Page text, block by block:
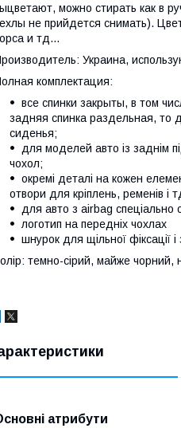
можно стирать как в
не прийдется снимать).
и тд...
Украина,
комплектация:
все спинки закрыты, в том
задняя спинка раздельная, то
сиденья;
для моделей авто із заднім
чохол;
окремі деталі на кожен
отвори для кріплень, ременів і
для авто з airbag
логотип на передніх чохлах
шнурок для щільної фіксації
темно-сірий, майже чорний,
атрибути